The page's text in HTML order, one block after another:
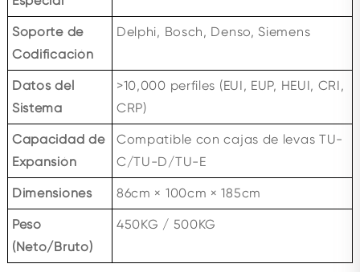
Soporte de
Codificación
Delphi, Bosch, Denso, Siemens
Datos del
Sistema
>10,000 perfiles (EUI, EUP, HEUI, CRI,
CRP)
Capacidad de
Expansión
Compatible con cajas de levas TU-
C/TU-D/TU-E
Dimensiones 86cm × 100cm × 185cm
Peso
(Neto/Bruto)
450KG / 500KG